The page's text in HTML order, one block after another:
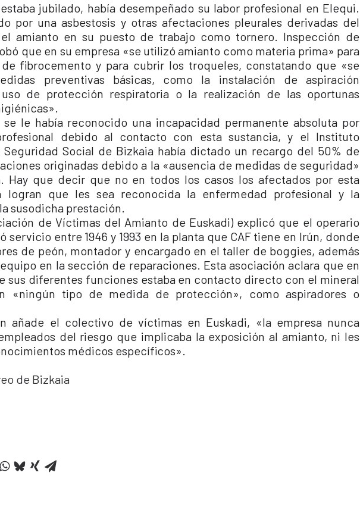
jubilado, había desempeñado su labor profesional en Elequi.
por una asbestosis y otras afectaciones pleurales derivadas del
amianto en su puesto de trabajo como tornero. Inspección de
que en su empresa «se utilizó amianto como materia prima» para
fibrocemento y para cubrir los troqueles, constatando que «se
preventivas básicas, como la instalación de aspiración
de protección respiratoria o la realización de las oportunas
le había reconocido una incapacidad permanente absoluta por
debido al contacto con esta sustancia, y el Instituto
Seguridad Social de Bizkaia había dictado un recargo del 50% de
originadas debido a la «ausencia de medidas de seguridad»
Hay que decir que no en todos los casos los afectados por esta
logran que les sea reconocida la enfermedad profesional y la
susodicha prestación.
de Víctimas del Amianto de Euskadi) explicó que el operario
servicio entre 1946 y 1993 en la planta que CAF tiene en Irún, donde
de peón, montador y encargado en el taller de boggies, además
en la sección de reparaciones. Esta asociación aclara que en
sus diferentes funciones estaba en contacto directo con el mineral
«ningún tipo de medida de protección», como aspiradores o
añade el colectivo de víctimas en Euskadi, «la empresa nunca
del riesgo que implicaba la exposición al amianto, ni les
médicos específicos».
de Bizkaia